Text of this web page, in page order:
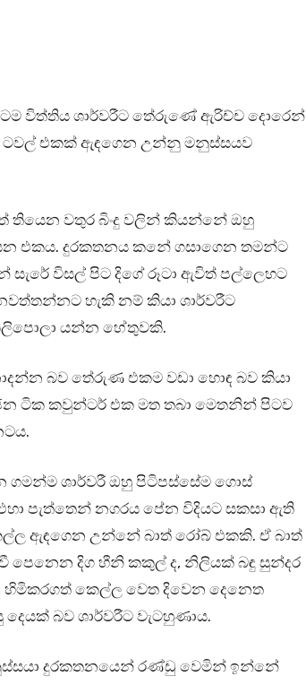
විත්තිය ශාර්වරීට තේරුණේ ඇරිච්ච දොරෙන්
ටවල් එකක් ඇඳගෙන උන්නු මනුස්සයව
තියෙන වතුර බිංදු වලින් කියන්නේ ඔහු
එකය. දුරකතනය කනේ ගසාගෙන තමන්ට
විසල් පිට දිගේ රූටා ඇවිත් පල්ලෙහට
හැකි නම් කියා ශාර්වරීට
යන්න හේතුවකි.
බව තේරුණ එකම වඩා හොඳ බව කියා
ටික කවුන්ටර් එක මත තබා මෙතනින් පිටව
ගමන්ම ශාර්වරී ඔහු පිටිපස්සේම ගොස්
පැත්තෙන් නගරය පේන විදියට සකසා ඇති
ඇඳගෙන උන්නේ බාත් රෝබ් එකකි. ඒ බාත්
පෙනෙන දිග හීනි කකුල් ද, නිලියක් බඳු සුන්දර
හිමිකරගත් කෙල්ල වෙත දිවෙන දෙනෙත
බව ශාර්වරීට වැටහුණාය.
දුරකතනයෙන් රණ්ඩු වෙමින් ඉන්නේ